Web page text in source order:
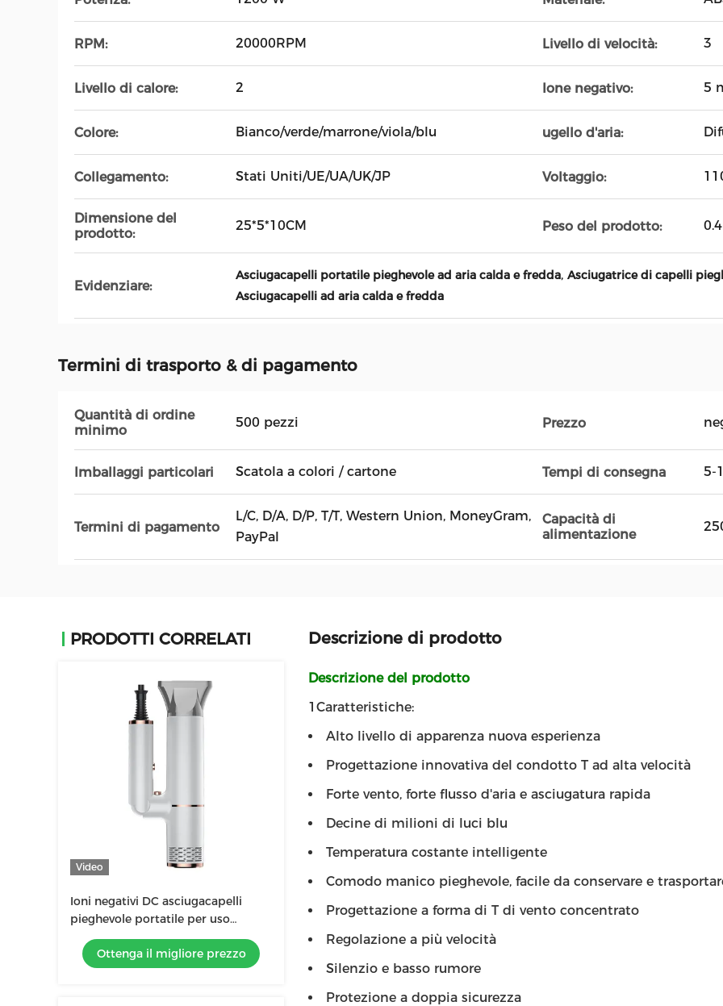
RPM: 20000RPM Livello di velocità: 3
Livello di calore: 2 Ione negativo: 5
Colore: Bianco/verde/marrone/viola/blu ugello d'aria:
Collegamento: Stati Uniti/UE/UA/UK/JP Voltaggio:
Dimensione del
prodotto:
25*5*10CM Peso del prodotto:
Evidenziare:
Asciugacapelli portatile pieghevole ad aria calda e fredda, Asciugatrice di capelli
Asciugacapelli ad aria calda e fredda
Termini di trasporto & di pagamento
Quantità di ordine
minimo
500 pezzi Prezzo
Imballaggi particolari Scatola a colori / cartone Tempi di consegna 5-
Termini di pagamento
L/C, D/A, D/P, T/T, Western Union, MoneyGram,
PayPal
Capacità di
alimentazione
PRODOTTI CORRELATI
Video
Ioni negativi DC asciugacapelli
pieghevole portatile per uso
domestico Viaggi a soffiatura
asciugacapelli aria calda e fredda
Ottenga il migliore prezzo
Descrizione di prodotto
Descrizione del prodotto
1Caratteristiche:
Alto livello di apparenza nuova esperienza
Progettazione innovativa del condotto T ad alta velocità
Forte vento, forte flusso d'aria e asciugatura rapida
Decine di milioni di luci blu
Temperatura costante intelligente
Comodo manico pieghevole, facile da conservare e
Progettazione a forma di T di vento concentrato
Regolazione a più velocità
Silenzio e basso rumore
Protezione a doppia sicurezza